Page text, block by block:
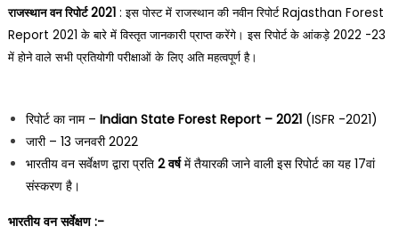
राजस्थान वन रिपोर्ट 2021: इस पोस्ट में राजस्थान की नवीन रिपोर्ट Rajasthan Forest
Report 2021 के बारे में विस्तृत जानकारी प्राप्त करेंगे। इस रिपोर्ट के आंकड़े 2022 -23
में होने वाले सभी प्रतियोगी परीक्षाओं के लिए अति महत्वपूर्ण है।
रिपोर्ट का नाम – Indian State Forest Report – 2021(ISFR -2021)
जारी – 13 जनवरी 2022
भारतीय वन सर्वेक्षण द्वारा प्रति 2 वर्षमें तैयारकी जाने वाली इस रिपोर्ट का यह 17वां
संस्करण है।
भारतीय वन सर्वेक्षण:-